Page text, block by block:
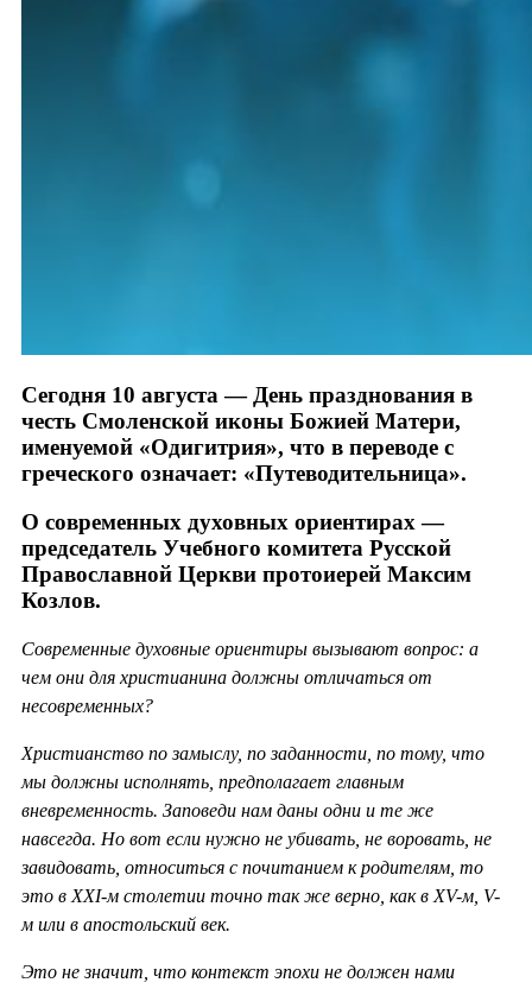
Сегодня 10 августа — День празднования в
честь Смоленской иконы Божией Матери,
именуемой «Одигитрия», что в переводе с
греческого означает: «Путеводительница».
О современных духовных ориентирах —
председатель Учебного комитета Русской
Православной Церкви протоиерей Максим
Козлов.
Современные духовные ориентиры вызывают вопрос: а
чем они для христианина должны отличаться от
несовременных?
Христианство по замыслу, по заданности, по тому, что
мы должны исполнять, предполагает главным
вневременность. Заповеди нам даны одни и те же
навсегда. Но вот если нужно не убивать, не воровать, не
завидовать, относиться с почитанием к родителям, то
это в ХХI-м столетии точно так же верно, как вXV-м, V-
м или в апостольский век.
Это не значит, что контекст эпохи не должен нами